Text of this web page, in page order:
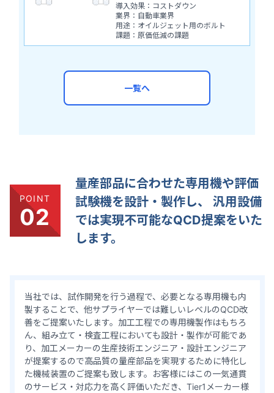
導入効果：コストダウン
業界：自動車業界
用途：オイルジェット用のボルト
課題：原価低減の課題
一覧へ
POINT
02
量産部品に合わせた専用機や評価
試験機を設計・製作し、
汎用設備
では実現不可能なQCD提案をいた
します。
当社では、試作開発を行う過程で、必要となる専用機も内
製することで、他サプライヤーでは難しいレベルのQCD改
善をご提案いたします。加工工程での専用機製作はもちろ
ん、組み立て・検査工程においても設計・製作が可能であ
り、加工メーカーの生産技術エンジニア・設計エンジニア
が提案するので高品質の量産部品を実現するために特化し
た機械装置のご提案も致します。お客様にはこの一気通貫
のサービス・対応力を高く評価いただき、Tier1メーカー様